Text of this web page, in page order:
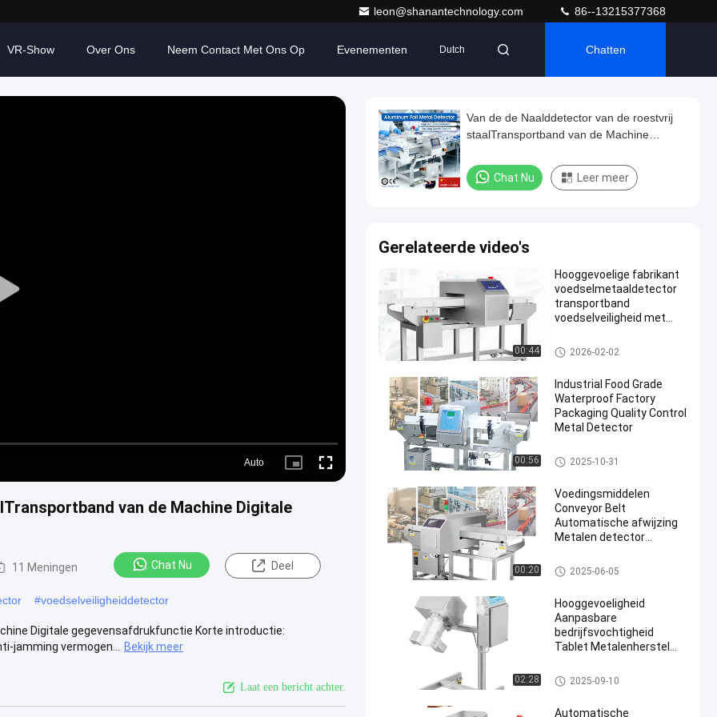
leon@shanantechnology.com 86--13215377368
VR-Show Over Ons Neem Contact Met Ons Op Evenementen Dutch Chatten
Play
Auto
Picture- Fullscreen
van de Machine Digitale
11 Meningen Chat Nu Deel
#voedselveiligheiddetector
Digitale gegevensafdrukfunctie Korte introductie:
jamming vermogen...
Bekijk meer
Laat een bericht achter.
Van de de Naalddetector van de roestvrij
staalTransportband van de Machine
Chat Nu Leer meer
Gerelateerde video's
00:44
Hooggevoelige fabrikant
voedselmetaaldetector
transportband
voedselveiligheid met
Voedsel Metaaldetector
2026-02-02
00:56
Industrial Food Grade
Waterproof Factory
Packaging Quality Control
Metal Detector
Voedsel Metaaldetector
2025-10-31
00:20
Voedingsmiddelen
Conveyor Belt
Automatische afwijzing
Metalen detector
het metaaldetector van de voe
dselrang
2025-06-05
02:28
Hooggevoeligheid
Aanpasbare
bedrijfsvochtigheid
Tablet Metalenherstel
de separator van het tabletmet
aal
2025-09-10
Automatische